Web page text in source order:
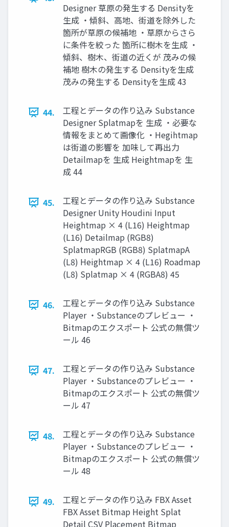
Designer 草原の発生する Densityを
生成 ・傾斜、高地、街道を除外した
箇所が草原の候補地 ・草原からさら
に条件を絞った 箇所に樹木を生成 ・
傾斜、樹木、街道の近くが 茂みの候
補地 樹木の発生する Densityを生成
茂みの発生する Densityを生成 43
44.
工程とデータの作り込み Substance
Designer Splatmapを 生成 ・必要な
情報をまとめて画像化 ・Hegihtmap
は街道の影響を 加味して再出力
Detailmapを 生成 Heightmapを 生
成 44
45.
工程とデータの作り込み Substance
Designer Unity Houdini Input
Heightmap × 4 (L16) Heightmap
(L16) Detailmap (RGB8)
SplatmapRGB (RGB8) SplatmapA
(L8) Heightmap × 4 (L16) Roadmap
(L8) Splatmap × 4 (RGBA8) 45
46.
工程とデータの作り込み Substance
Player ・Substanceのプレビュー ・
Bitmapのエクスポート 公式の無償ツ
ール 46
47.
工程とデータの作り込み Substance
Player ・Substanceのプレビュー ・
Bitmapのエクスポート 公式の無償ツ
ール 47
48.
工程とデータの作り込み Substance
Player ・Substanceのプレビュー ・
Bitmapのエクスポート 公式の無償ツ
ール 48
49.
工程とデータの作り込み FBX Asset
FBX Asset Bitmap Height Splat
Detail CSV Placement Bitmap